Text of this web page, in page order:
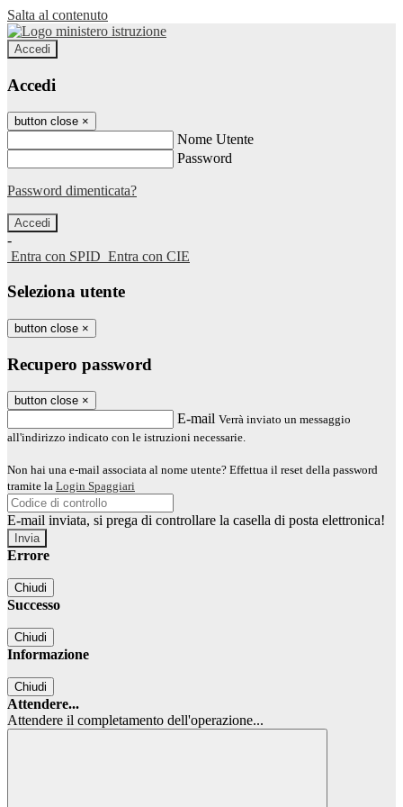
Salta al contenuto
Accedi
Accedi
button close ×
Nome Utente
Password
Password dimenticata?
-
Entra con SPID Entra con CIE
Seleziona utente
button close ×
Recupero password
button close ×
E-mail Verrà inviato un messaggio
all'indirizzo indicato con le istruzioni necessarie.
Non hai una e-mail associata al nome utente? Effettua il reset della password
tramite la Login Spaggiari
E-mail inviata, si prega di controllare la casella di posta elettronica!
Errore
Chiudi
Successo
Chiudi
Informazione
Chiudi
Attendere...
Attendere il completamento dell'operazione...